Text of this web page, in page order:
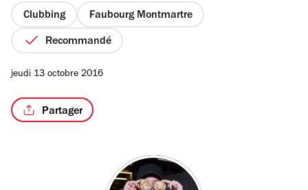
étoiles
Clubbing Faubourg Montmartre
Recommandé
jeudi 13 octobre 2016
Partager